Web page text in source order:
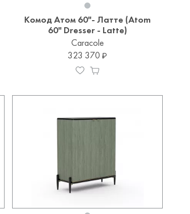
Комод Атом 60"- Латте (Atom
60" Dresser - Latte)
Caracole
323 370